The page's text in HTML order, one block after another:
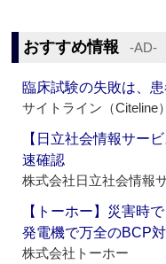
おすすめ情報 ‐AD‐
臨床試験の失敗は、
サイトライン（Citeline）
【日立社会情報サー
速確認
株式会社日立社会情報
【トーホー】災害時
発電機で万全のBCP
株式会社トーホー